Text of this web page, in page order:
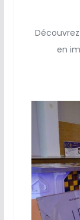
en